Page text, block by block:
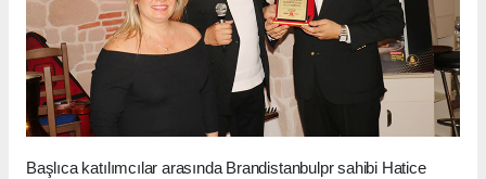
Başlıca katılımcılar arasında Brandistanbulpr sahibi Hatice